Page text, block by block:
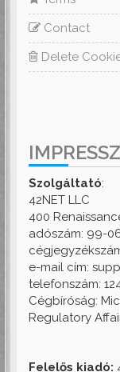
Contact
Delete
Szolgáltató:
42NET LLC
400
adószám: 99-
e-mail cím:
telefonszám:
Cégbíróság:
Regulatory
Felelős kiadó: